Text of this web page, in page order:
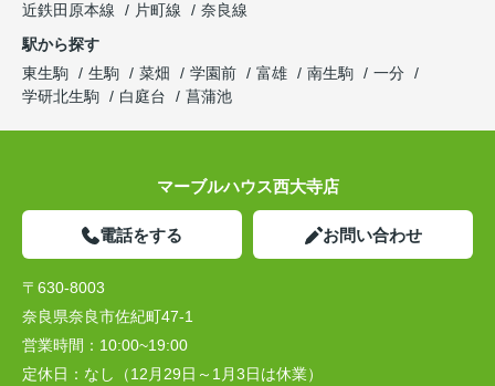
近鉄田原本線
片町線
奈良線
駅から探す
東生駒
生駒 菜畑 学園前 富雄 南生駒
一分
学研北生駒
白庭台 菖蒲池
マーブルハウス西大寺店
電話をする お問い合わせ
〒630-8003
奈良県奈良市佐紀町47-1
営業時間： 10:00~19:00
定休日： なし（12月29日～1月3日は休業）